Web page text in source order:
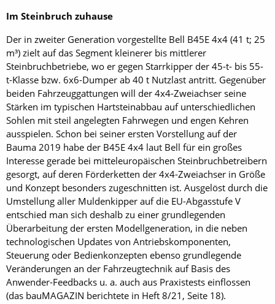
Im Steinbruch zuhause
Der in zweiter Generation vorgestellte Bell B45E 4x4 (41 t; 25
m³) zielt auf das Segment kleinerer bis mittlerer
Steinbruchbetriebe, wo er gegen Starrkipper der 45-t- bis 55-
t-Klasse bzw. 6x6-Dumper ab 40 t Nutzlast antritt. Gegenüber
beiden Fahrzeuggattungen will der 4x4-Zweiachser seine
Stärken im typischen Hartsteinabbau auf unterschiedlichen
Sohlen mit steil angelegten Fahrwegen und engen Kehren
ausspielen. Schon bei seiner ersten Vorstellung auf der
Bauma 2019 habe der B45E 4x4 laut Bell für ein großes
Interesse gerade bei mitteleuropäischen Steinbruchbetreibern
gesorgt, auf deren Förderketten der 4x4-Zweiachser in Größe
und Konzept besonders zugeschnitten ist. Ausgelöst durch die
Umstellung aller Muldenkipper auf die EU-Abgasstufe V
entschied man sich deshalb zu einer grundlegenden
Überarbeitung der ersten Modellgeneration, in die neben
technologischen Updates von Antriebskomponenten,
Steuerung oder Bedienkonzepten ebenso grundlegende
Veränderungen an der Fahrzeugtechnik auf Basis des
Anwender-Feedbacks u. a. auch aus Praxistests einflossen
(das bauMAGAZIN berichtete in Heft 8/21, Seite 18).